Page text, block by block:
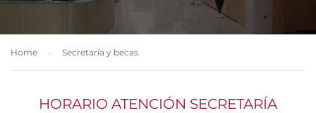
Home Secretaría y becas
HORARIO ATENCIÓN SECRETARÍA